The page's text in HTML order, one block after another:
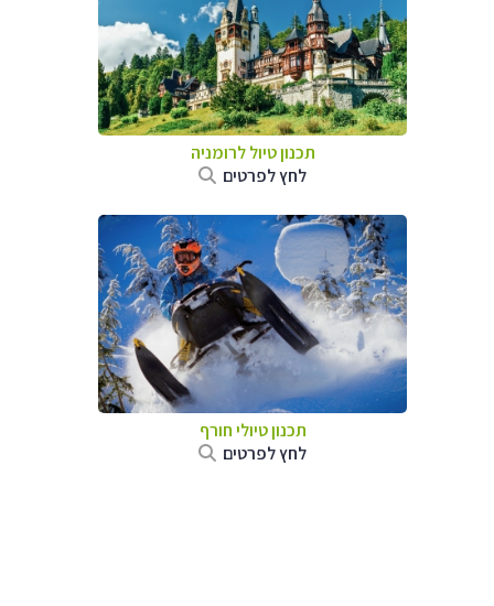
תכנון טיול לרומניה
לחץ לפרטים
תכנון טיולי חורף
לחץ לפרטים